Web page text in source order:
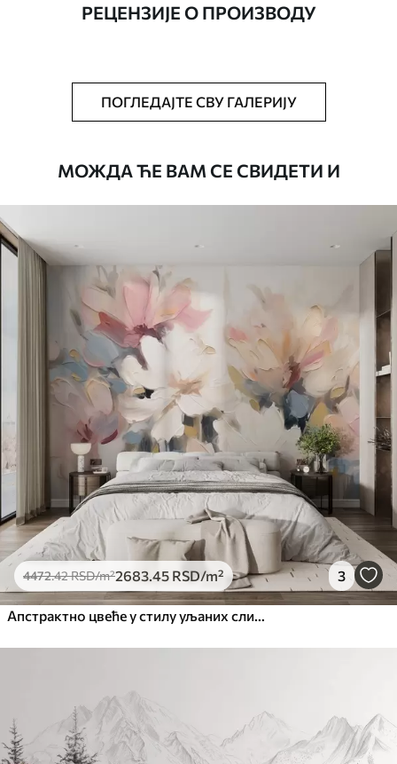
Тапета се може нежно очистити меким
сунђером. Позадине са завршном
водом.
Доступни материјали
Стандард
.42 2683 .45RSD/m²
Премиум
5525.00 3315 .00RSD /m²
Премиум
.333800.00RSD/m²
Peel and Stick
8166.674900.00RSD/m²
РЕЦЕНЗИЈЕ О ПРОИЗВОДУ
ПОГЛЕДАЈТЕ СВУ ГАЛЕРИЈУ
МОЖДА ЋЕ ВАМ СЕ СВИДЕТИ И
4472.42RSD/m²2683 .45 RSD/m² 3